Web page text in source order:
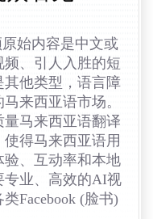
原始内容是中文或
、引人入胜的短
他类型，语言障
来西亚语市场。
马来西亚语翻译
得马来西亚语用
验、互动率和本地
专业、高效的AI视
Facebook (脸书)